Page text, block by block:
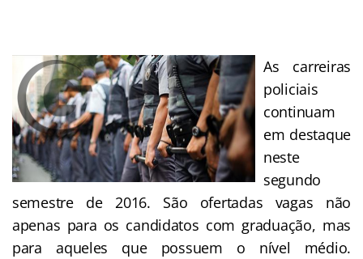
As carreiras
policiais
continuam
em destaque
neste
segundo
semestre de 2016. São ofertadas vagas não
apenas para os candidatos com graduação, mas
para aqueles que possuem o nível médio.